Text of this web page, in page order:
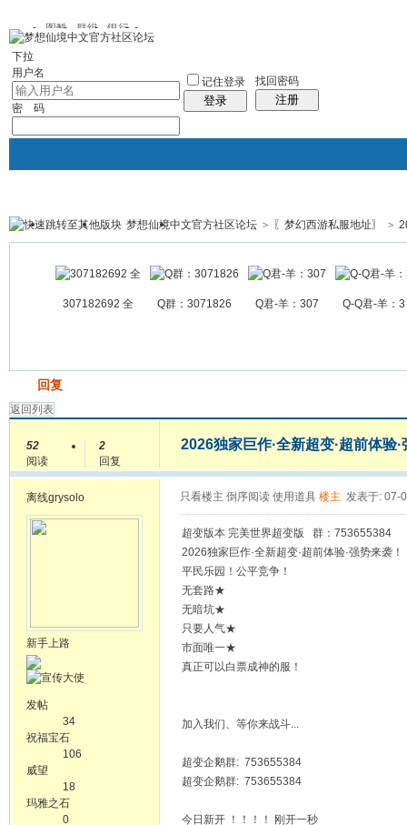
图酷 群组 银行
下拉
用户名
密 码
记住登录
登录
找回密码
注册
银行 群组聚合 我的空间
帖子
梦想仙境中文官方社区论坛 > 〖梦幻西游私服地址〗 >
307182692 全 Q群：3071826 Q君-羊：307 Q-Q君-羊：3
回复
返回列表
52
阅读
2
回复
2026独家巨作·全新超变·超前体验
离线grysolo
新手上路
发帖
34
祝福宝石
106
威望
18
玛雅之石
0
只看楼主 倒序阅读 使用道具 楼主 发表于: 07-
超变版本 完美世界超变版 群：753655384
2026独家巨作·全新超变·超前体验·强势来袭！
平民乐园！公平竞争！
无套路★
无暗坑★
只要人气★
市面唯一★
真正可以白票成神的服！
加入我们、等你来战斗...
超变企鹅群: 753655384
超变企鹅群: 753655384
今日新开 ！！！！ 刚开一秒